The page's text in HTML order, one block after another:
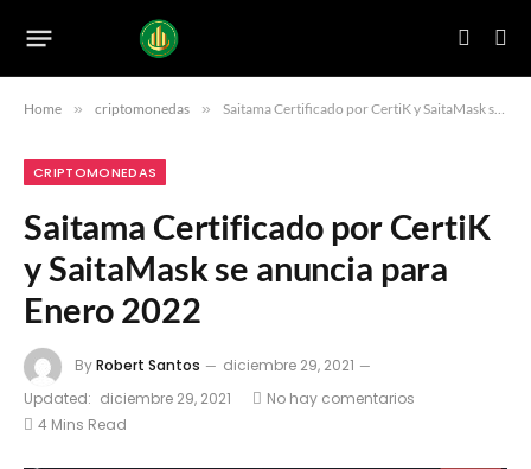
Home » criptomonedas » Saitama Certificado por CertiK y SaitaMask se anuncia para Enero 2022
CRIPTOMONEDAS
Saitama Certificado por CertiK
y SaitaMask se anuncia para
Enero 2022
ByRobert Santos
diciembre 29, 2021
Updated: diciembre 29, 2021
No hay comentarios
4 Mins Read